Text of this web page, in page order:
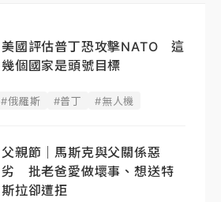
美國評估普丁恐攻擊NATO 這
幾個國家是頭號目標
#俄羅斯 #普丁 #無人機
父親節｜馬斯克與父關係惡
劣 批老爸愛做壞事、想送特
斯拉卻遭拒